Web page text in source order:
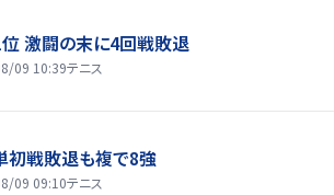
激闘の末に4回戦敗退
09 10:39テニス
初戦敗退も複で8強
09 09:10テニス